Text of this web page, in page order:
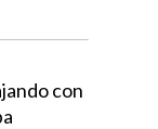
con